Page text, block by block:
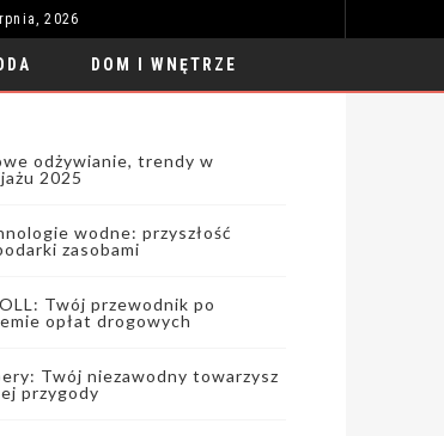
2026
DOM I WNĘTRZE
odżywianie, trendy w
2025
wodne: przyszłość
zasobami
Twój przewodnik po
opłat drogowych
Twój niezawodny towarzysz
przygody